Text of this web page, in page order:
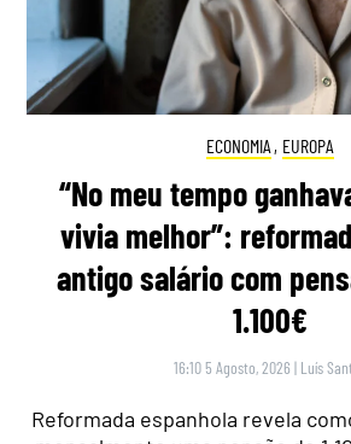
ECONOMIA , EUROPA
“No meu tempo
vivia melhor”:
antigo salário com
1.100€
16:10 5 Agosto, 2026 | Luís
Reformada espanhola revela